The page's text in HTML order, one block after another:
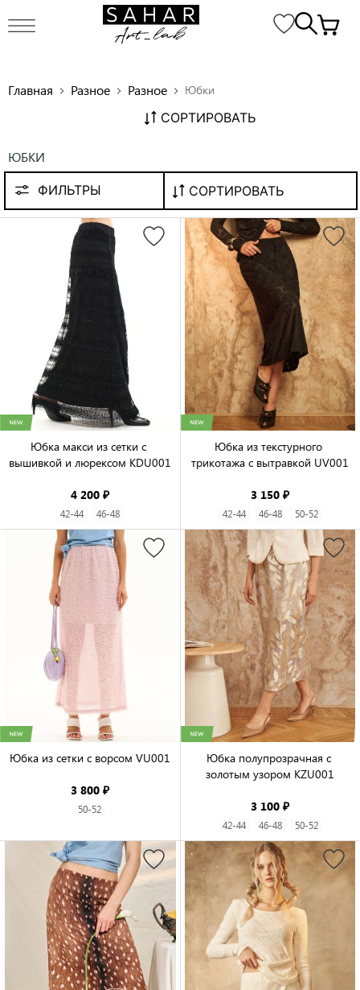
Главная chevron_right Разное chevron_right Разное chevron_right Юбки
СОРТИРОВАТЬ
ЮБКИ
ФИЛЬТРЫ СОРТИРОВАТЬ
Юбка макси из сетки с
вышивкой и люрексом KDU001
4 200 ₽
42-44 46-48
Юбка из текстурного
трикотажа с вытравкой UV001
3 150 ₽
42-44 46-48 50-52
Юбка из сетки с ворсом VU001
3 800 ₽
50-52
Юбка полупрозрачная с
золотым узором KZU001
3 100 ₽
42-44 46-48 50-52